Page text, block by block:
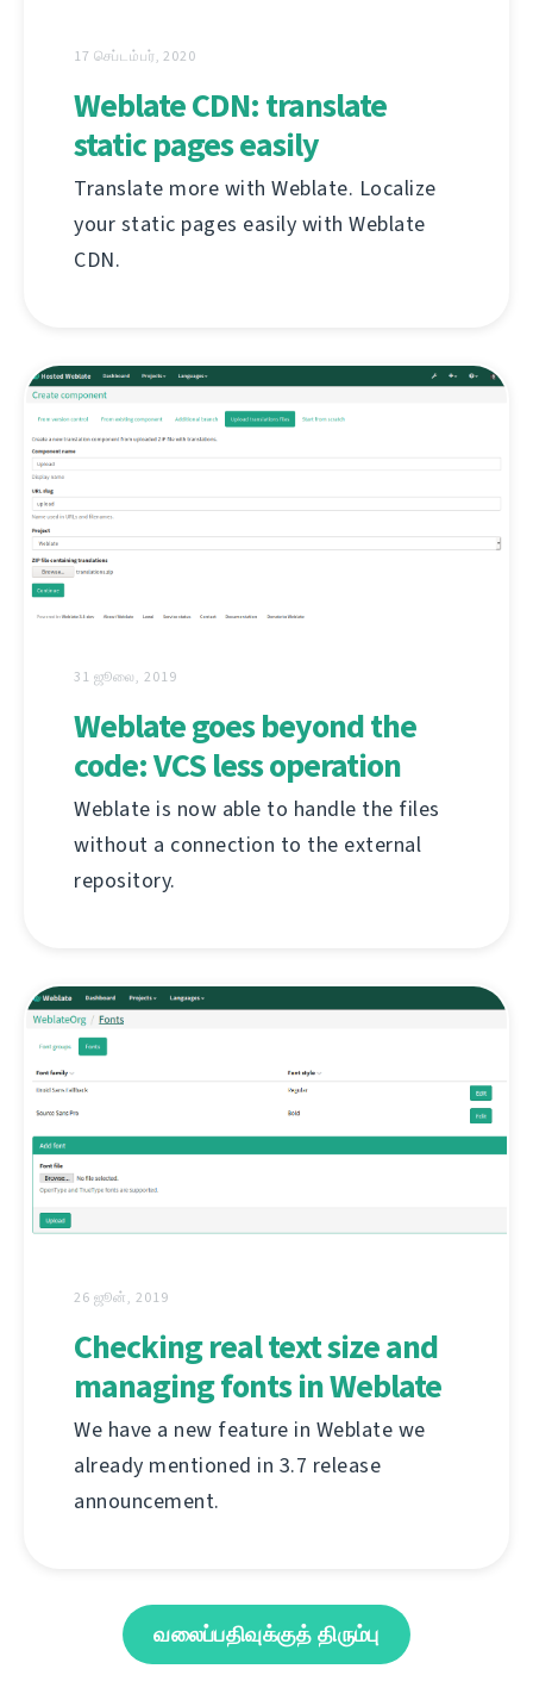
17 செப்டம்பர், 2020
Weblate CDN: translate
static pages easily
Translate more with Weblate. Localize
your static pages easily with Weblate
CDN.
31 ஜூலை, 2019
Weblate goes beyond the
code: VCS less operation
Weblate is now able to handle the files
without a connection to the external
repository.
26 ஜூன், 2019
Checking real text size and
managing fonts in Weblate
We have a new feature in Weblate we
already mentioned in 3.7 release
announcement.
வலைப்பதிவுக்குத் திரும்பு